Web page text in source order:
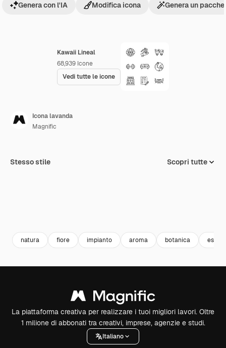
Kawaii Lineal
68,939 Icone
Vedi tutte le icone
Genera con l'IA Modifica icona Genera un
Icona lavanda
Magnific
Stesso stile Scopri tutte
natura fiore impianto aroma botanica
La piattaforma creativa per realizzare i tuoi migliori lavori. Oltre
1 milione di abbonati tra creativi, imprese, agenzie e studi.
Italiano